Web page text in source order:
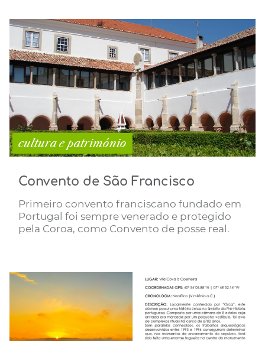
cultura e património
Convento de São Francisco
Primeiro convento franciscano fundado em
Portugal foi sempre venerado e protegido
pela Coroa, como Convento de posse real.